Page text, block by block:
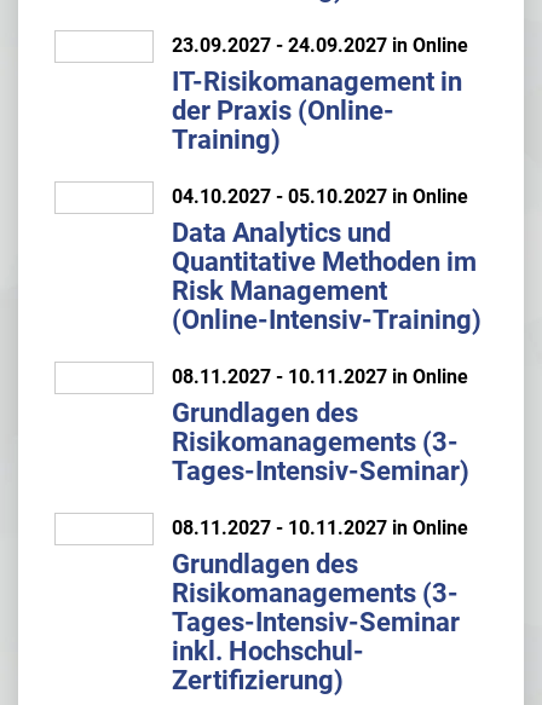
23.09.2027 - 24.09.2027 in Online
IT-Risikomanagement in
der Praxis (Online-
Training)
04.10.2027 - 05.10.2027 in Online
Data Analytics und
Quantitative Methoden im
Risk Management
(Online-Intensiv-Training)
08.11.2027 - 10.11.2027 in Online
Grundlagen des
Risikomanagements (3-
Tages-Intensiv-Seminar)
08.11.2027 - 10.11.2027 in Online
Grundlagen des
Risikomanagements (3-
Tages-Intensiv-Seminar
inkl. Hochschul-
Zertifizierung)